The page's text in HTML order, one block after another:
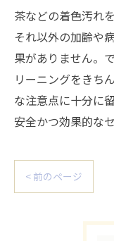
茶などの着色汚れ
それ以外の加齢や
果がありません。
リーニングをきち
な注意点に十分に
安全かつ効果的な
< 前のページ